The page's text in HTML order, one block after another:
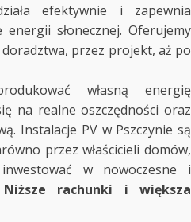
efektywnie i zapewnia
słonecznej. Oferujemy
przez projekt, aż po
własną energię
na realne oszczędności oraz
Instalacje PV w Pszczynie są
przez właścicieli domów,
w nowoczesne i
Niższe rachunki i większa